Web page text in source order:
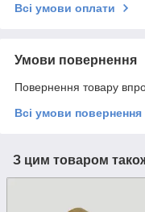
Всі умови оплати
Умови повернення
Повернення товару
Всі умови повернення
З цим товаром